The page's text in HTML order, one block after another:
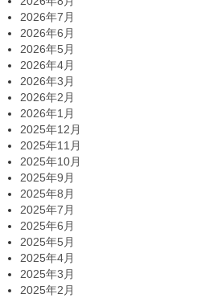
2026年7月
2026年6月
2026年5月
2026年4月
2026年3月
2026年2月
2026年1月
2025年12月
2025年11月
2025年10月
2025年9月
2025年8月
2025年7月
2025年6月
2025年5月
2025年4月
2025年3月
2025年2月